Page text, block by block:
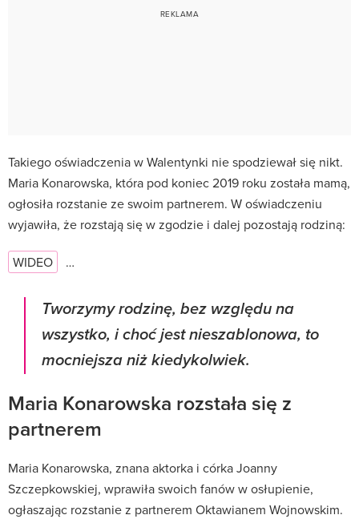
Takiego oświadczenia w Walentynki nie spodziewał się nikt.
Maria Konarowska, która pod koniec 2019 roku została mamą,
ogłosiła rozstanie ze swoim partnerem. W oświadczeniu
wyjawiła, że rozstają się w zgodzie i dalej pozostają rodziną:
WIDEO …
Tworzymy rodzinę, bez względu na
wszystko, i choć jest nieszablonowa, to
mocniejsza niż kiedykolwiek.
Maria Konarowska rozstała się z
partnerem
Maria Konarowska, znana aktorka i córka Joanny
Szczepkowskiej, wprawiła swoich fanów w osłupienie,
ogłaszając rozstanie z partnerem Oktawianem Wojnowskim.